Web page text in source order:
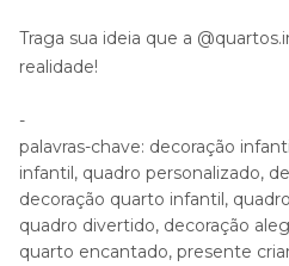
Traga sua ideia que a
realidade!
-
palavras-chave: decoração
infantil, quadro personalizado,
decoração quarto infantil,
quadro divertido, decoração
quarto encantado, presente